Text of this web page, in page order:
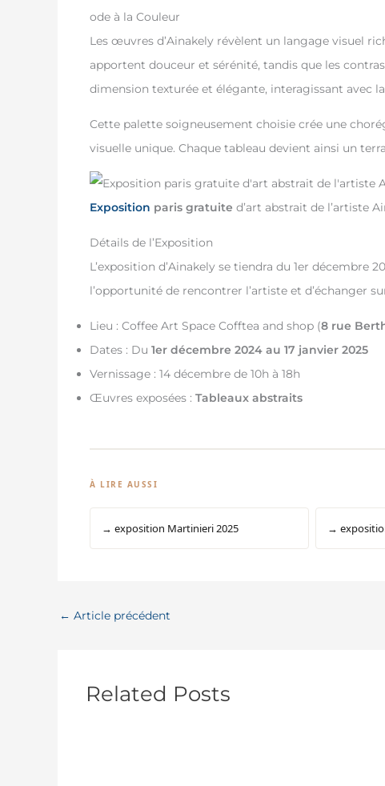
ode à la Couleur
Les œuvres d’Ainakely révèlent un langage visuel
apportent douceur et sérénité, tandis que les
dimension texturée et élégante, interagissant avec
Cette palette soigneusement choisie crée une
visuelle unique. Chaque tableau devient ainsi un
Exposition paris gratuite d’art abstrait de l’artiste
Détails de l’Exposition
L’exposition d’Ainakely se tiendra du 1er décembre
l’opportunité de rencontrer l’artiste et d’échanger
Lieu : Coffee Art Space Cofftea and shop (8 rue
Dates : Du 1er décembre 2024 au 17 janvier 2025
Vernissage : 14 décembre de 10h à 18h
Œuvres exposées : Tableaux abstraits
À LIRE AUSSI
→ exposition Martinieri 2025 →
← Article précédent
Related Posts